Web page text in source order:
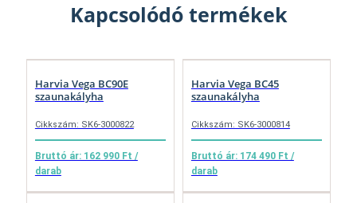
Kapcsolódó termékek
Harvia Vega BC90E
szaunakályha
Cikkszám: SK6-3000822
Bruttó ár: 162 990 Ft /
darab
Harvia Vega BC45
szaunakályha
Cikkszám: SK6-3000814
Bruttó ár: 174 490 Ft /
darab